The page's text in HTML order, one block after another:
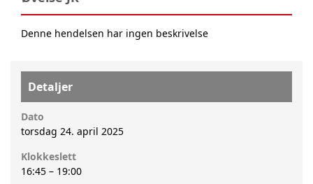
Denne hendelsen har ingen beskrivelse
Detaljer
Dato
torsdag 24. april 2025
Klokkeslett
16:45 – 19:00